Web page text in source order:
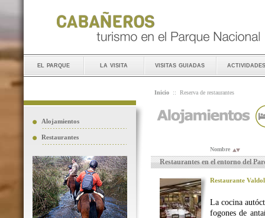
el parque la visita visitas guiadas actividades
Alojamientos
Restaurantes
Inicio :: Reserva de restaurantes
Nombre
Restaurantes en el entorno del
Restaurante
La cocina
fogones de